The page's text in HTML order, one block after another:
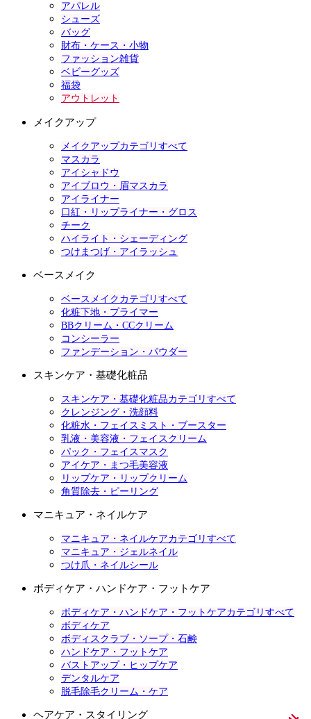
アパレル
シューズ
バッグ
財布・ケース・小物
ファッション雑貨
ベビーグッズ
福袋
アウトレット
メイクアップ
メイクアップカテゴリすべて
マスカラ
アイシャドウ
アイブロウ・眉マスカラ
アイライナー
口紅・リップライナー・グロス
チーク
ハイライト・シェーディング
つけまつげ・アイラッシュ
ベースメイク
ベースメイクカテゴリすべて
化粧下地・プライマー
BBクリーム・CCクリーム
コンシーラー
ファンデーション・パウダー
スキンケア・基礎化粧品
スキンケア・基礎化粧品カテゴリすべて
クレンジング・洗顔料
化粧水・フェイスミスト・ブースター
乳液・美容液・フェイスクリーム
パック・フェイスマスク
アイケア・まつ毛美容液
リップケア・リップクリーム
角質除去・ピーリング
マニキュア・ネイルケア
マニキュア・ネイルケアカテゴリすべて
マニキュア・ジェルネイル
つけ爪・ネイルシール
ボディケア・ハンドケア・フットケア
ボディケア・ハンドケア・フットケアカテゴリすべて
ボディケア
ボディスクラブ・ソープ・石鹸
ハンドケア・フットケア
バストアップ・ヒップケア
デンタルケア
脱毛除毛クリーム・ケア
ヘアケア・スタイリング